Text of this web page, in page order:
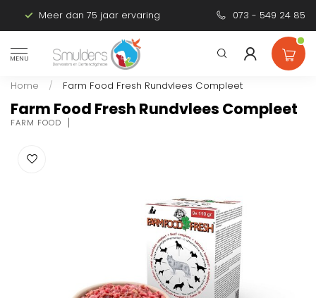
Meer dan 75 jaar ervaring Persoonlijk
073 - 549 24 85
MENU
Home / Farm Food Fresh Rundvlees Compleet
Farm Food Fresh Rundvlees Compleet
FARM FOOD